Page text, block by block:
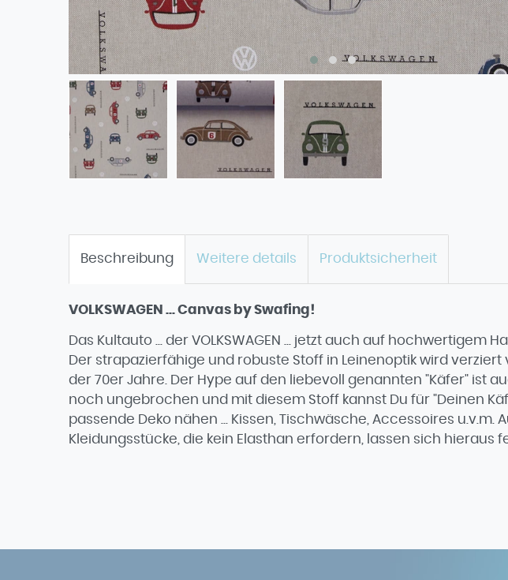
Beschreibung Weitere details Produktsicherheit
VOLKSWAGEN ... Canvas by Swafing!
Das Kultauto ... der VOLKSWAGEN ... jetzt auch auf hochwertigem
Der strapazierfähige und robuste Stoff in Leinenoptik wird verziert
der 70er Jahre. Der Hype auf den liebevoll genannten "Käfer" ist
noch ungebrochen und mit diesem Stoff kannst Du für "Deinen
passende Deko nähen ... Kissen, Tischwäsche, Accessoires u.v.m.
Kleidungsstücke, die kein Elasthan erfordern, lassen sich hieraus